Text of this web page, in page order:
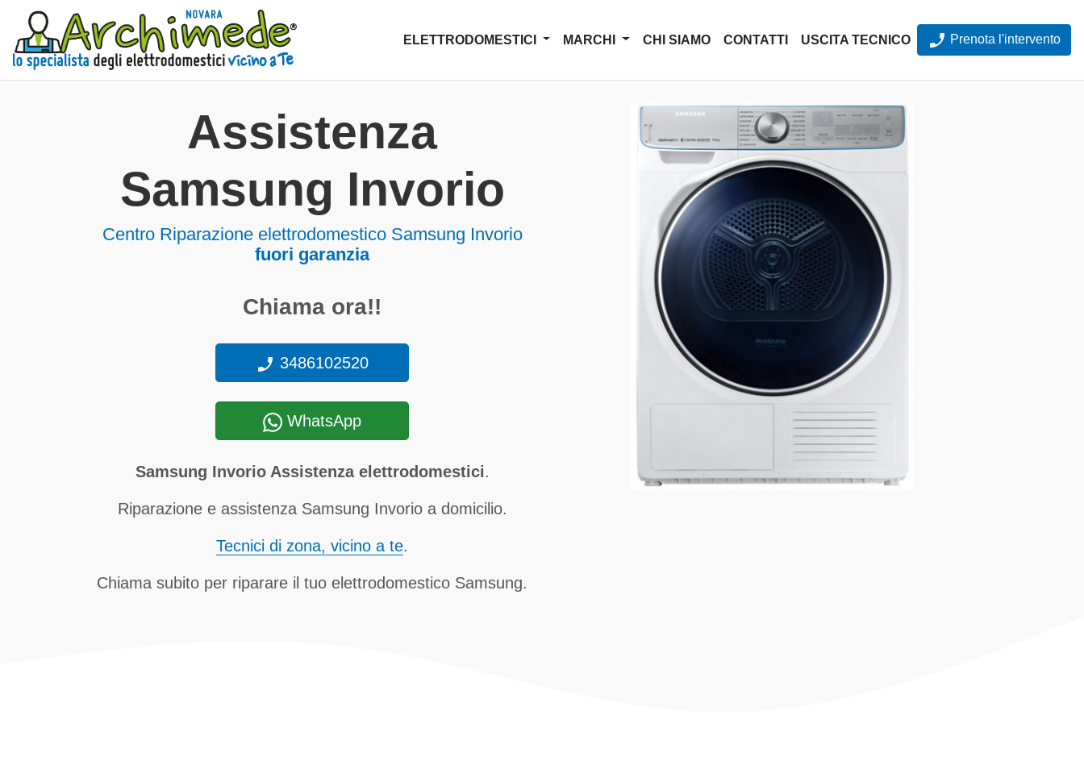
ELETTRODOMESTICI MARCHI CHI SIAMO CONTATTI USCITA TECNICO Prenota l'intervento
Assistenza
Samsung Invorio
Centro Riparazione elettrodomestico Samsung Invorio
fuori garanzia
Chiama ora!!
3486102520
WhatsApp
Samsung Invorio Assistenza elettrodomestici.
Riparazione e assistenza Samsung Invorio a domicilio.
Tecnici di zona, vicino a te.
Chiama subito per riparare il tuo elettrodomestico Samsung.